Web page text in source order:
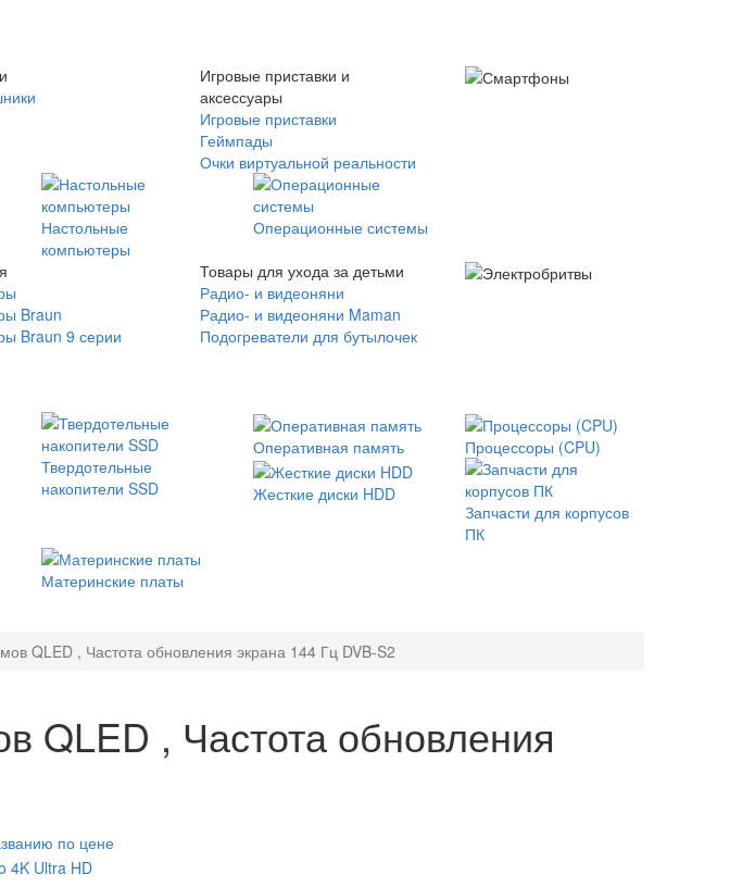
Игровые приставки и
аксессуары
Игровые приставки
Геймпады
Очки виртуальной реальности
Настольные
компьютеры
Операционные системы
Braun
Braun 9 серии
Товары для ухода за детьми
Радио- и видеоняни
Радио- и видеоняни Maman
Подогреватели для бутылочек
Твердотельные
накопители SSD
Оперативная память Процессоры (CPU)
Жесткие диски HDD
Запчасти для корпусов
ПК
Материнские платы
QLED , Частота обновления экрана 144 Гц DVB-S2
QLED , Частота обновления
по цене